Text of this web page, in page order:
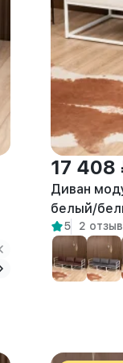
17 408
Диван
белый/
5 2